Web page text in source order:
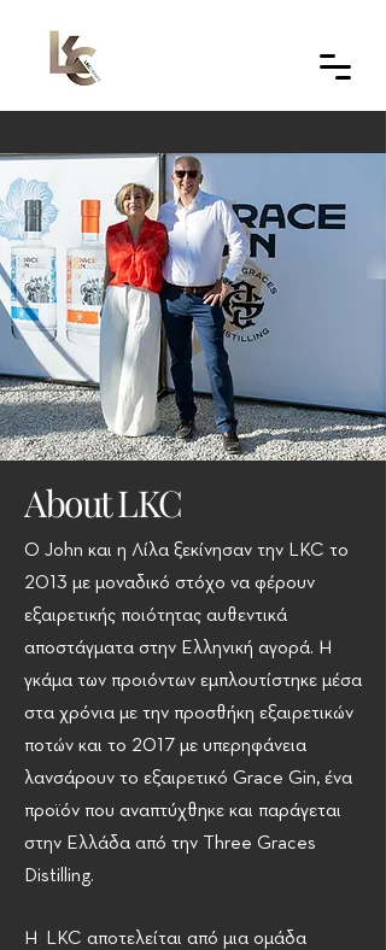
About LKC
O John και η Λίλα ξεκίνησαν την LKC το
2013 με μοναδικό στόχο να φέρουν
εξαιρετικής ποιότητας αυθεντικά
αποστάγματα στην Ελληνική αγορά. Η
γκάμα των προιόντων εμπλουτίστηκε μέσα
στα χρόνια με την προσθήκη εξαιρετικών
ποτών και το 2017 με υπερηφάνεια
λανσάρουν το εξαιρετικό Grace Gin, ένα
προϊόν που αναπτύχθηκε και παράγεται
στην Ελλάδα από την Three Graces
Distilling.
Η LKC αποτελείται από μια ομάδα